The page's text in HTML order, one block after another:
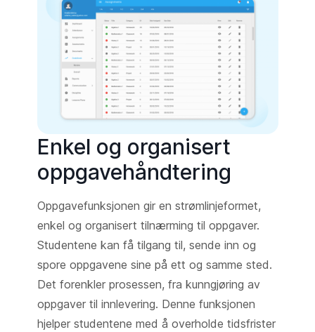
Enkel og organisert
oppgavehåndtering
Oppgavefunksjonen gir en strømlinjeformet,
enkel og organisert tilnærming til oppgaver.
Studentene kan få tilgang til, sende inn og
spore oppgavene sine på ett og samme sted.
Det forenkler prosessen, fra kunngjøring av
oppgaver til innlevering. Denne funksjonen
hjelper studentene med å overholde tidsfrister